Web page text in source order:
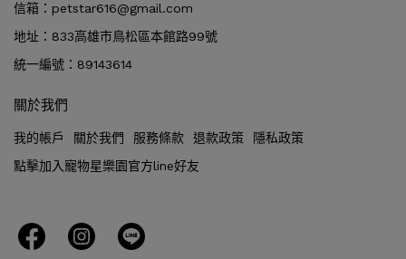
信箱：petstar616@gmail.com
地址：833高雄市鳥松區本館路99號
統一編號：89143614
關於我們
我的帳戶 關於我們 服務條款 退款政策
隱私政策
點擊加入寵物星樂園官方line好友